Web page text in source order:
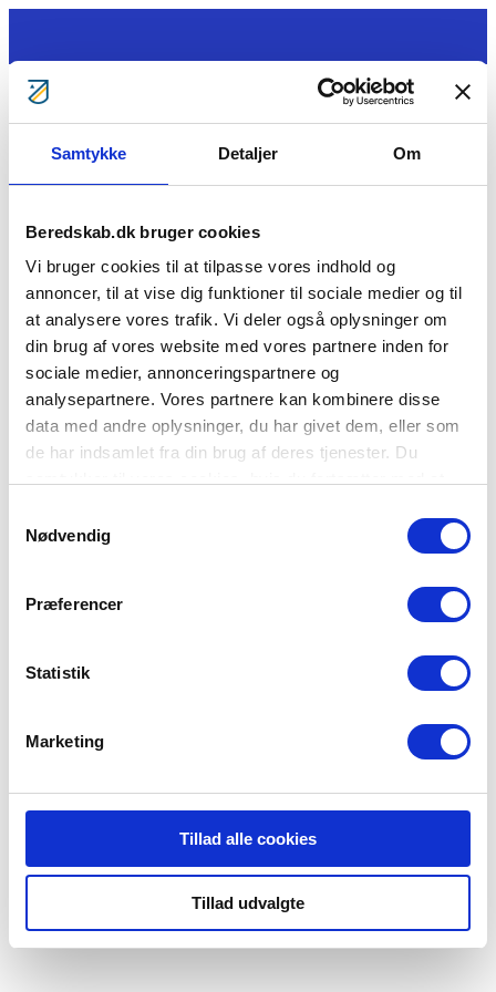
Samtykke Detaljer Om
Beredskab.dk bruger cookies
Vi bruger cookies til at tilpasse vores indhold og
annoncer, til at vise dig funktioner til sociale medier og til
at analysere vores trafik. Vi deler også oplysninger om
din brug af vores website med vores partnere inden for
sociale medier, annonceringspartnere og
analysepartnere. Vores partnere kan kombinere disse
data med andre oplysninger, du har givet dem, eller som
de har indsamlet fra din brug af deres tjenester. Du
Nødvendig
Præferencer
Statistik
Marketing
Tillad alle cookies
Tillad udvalgte
Tag ansvar
Bliv Brandmand
Kontakt
Søg
Søren Sørensen
Cookie- og privatlivspolitik
BorgerBeredskabetBlivBrandmandNuBlivFrivilligNu For
medlemmerÅrsberetninger
Vil du se mere?
Beredskabsforbundet